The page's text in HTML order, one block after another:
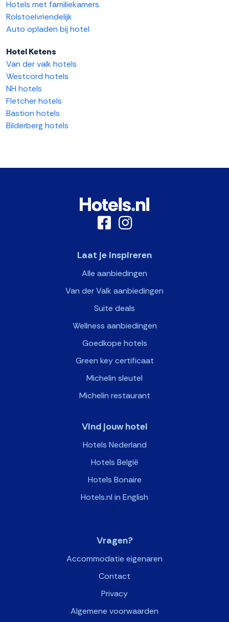
Hotels met familiekamers
Rolstoelvriendelijk
Auto opladen bij hotel
Hotel Ketens
Van der valk hotels
Westcord hotels
NH hotels
Fletcher hotels
Bastion hotels
Bilderberg hotels
Laat je inspireren
Alle aanbiedingen
Van der Valk aanbiedingen
Suite deals
Wellness aanbiedingen
Goedkope hotels
Green key certificaat
Michelin sleutel
Michelin restaurant
Vind jouw hotel
Hotels Nederland
Hotels België
Hotels Bonaire
Hotels.nl in English
>
Vragen?
Accommodatie eigenaren
Contact
Privacy
Algemene voorwaarden